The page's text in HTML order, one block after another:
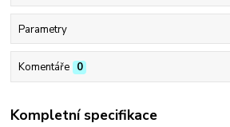
Parametry
Komentáře 0
Kompletní specifikace